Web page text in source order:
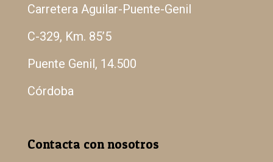
Carretera Aguilar-Puente-Genil
C-329, Km. 85’5
Puente Genil, 14.500
Córdoba
Contacta con nosotros